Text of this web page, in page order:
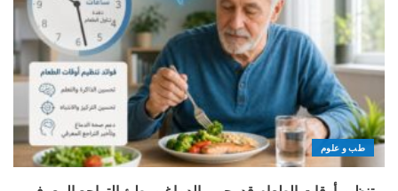
طب و علوم